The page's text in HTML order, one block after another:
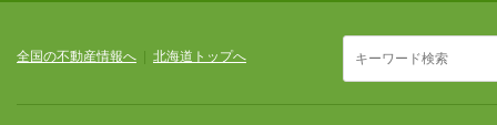
全国の不動産情報へ 北海道トップへ